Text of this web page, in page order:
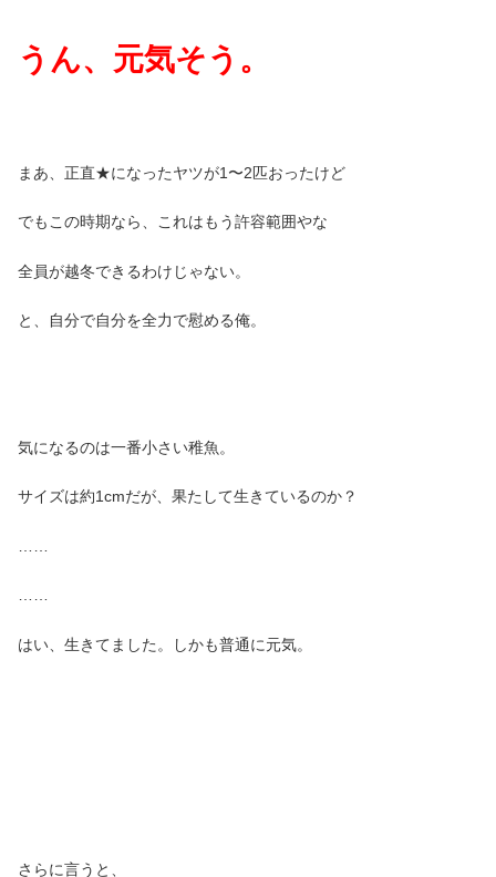
うん、元気そう。
まあ、正直★になったヤツが1〜2匹おったけど
でもこの時期なら、これはもう許容範囲やな
全員が越冬できるわけじゃない。
と、自分で自分を全力で慰める俺。
気になるのは一番小さい稚魚。
サイズは約1cmだが、果たして生きているのか？
……
はい、生きてました。しかも普通に元気。
さらに言うと、